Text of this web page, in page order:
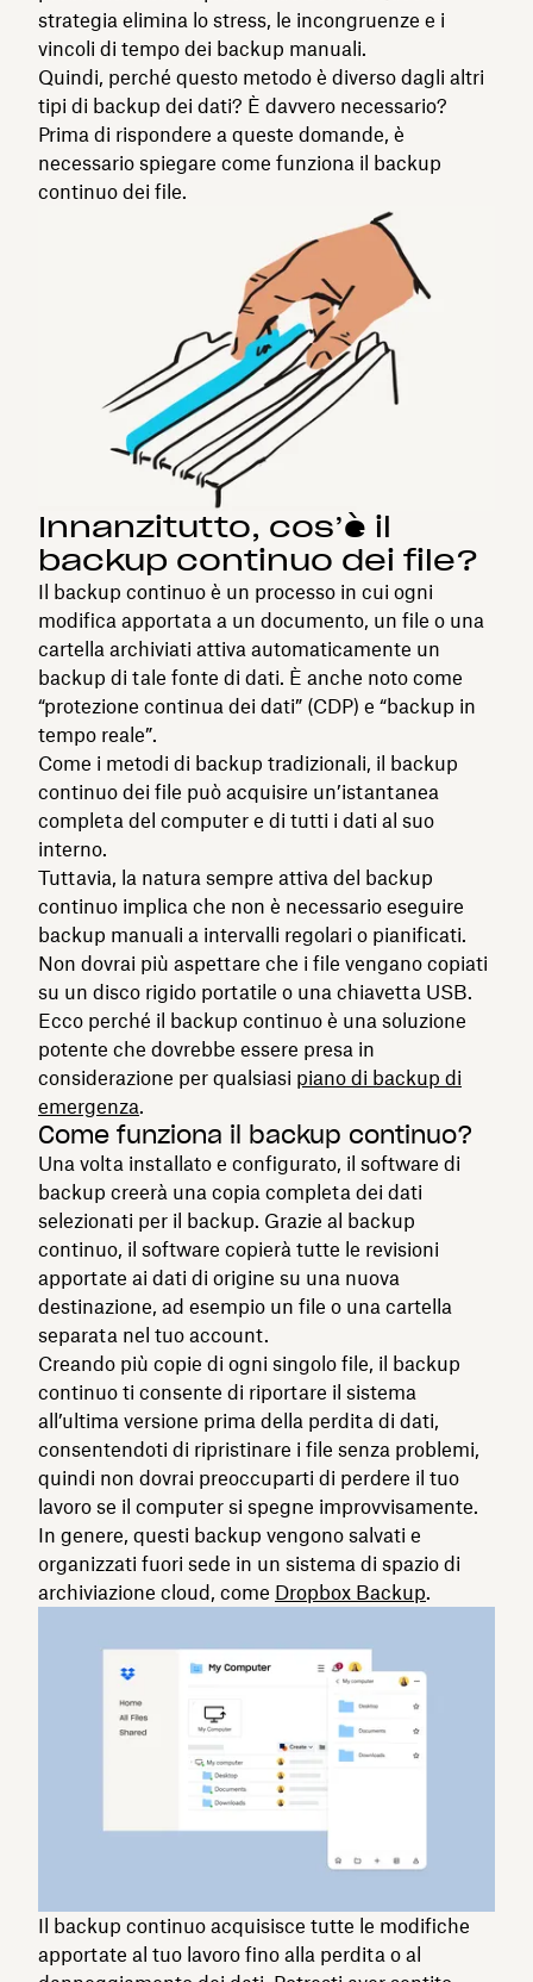
strategia elimina lo stress, le incongruenze e i
vincoli di tempo dei backup manuali.
Quindi, perché questo metodo è diverso dagli altri
tipi di backup dei dati? È davvero necessario?
Prima di rispondere a queste domande, è
necessario spiegare come funziona il backup
continuo dei file.
Innanzitutto, cos’è il
backup continuo dei file?
Il backup continuo è un processo in cui ogni
modifica apportata a un documento, un file o una
cartella archiviati attiva automaticamente un
backup di tale fonte di dati. È anche noto come
“protezione continua dei dati” (CDP) e “backup in
tempo reale”.
Come i metodi di backup tradizionali, il backup
continuo dei file può acquisire un’istantanea
completa del computer e di tutti i dati al suo
interno.
Tuttavia, la natura sempre attiva del backup
continuo implica che non è necessario eseguire
backup manuali a intervalli regolari o pianificati.
Non dovrai più aspettare che i file vengano copiati
su un disco rigido portatile o una chiavetta USB.
Ecco perché il backup continuo è una soluzione
potente che dovrebbe essere presa in
considerazione per qualsiasi piano di backup di
emergenza.
Come funziona il backup continuo?
Una volta installato e configurato, il software di
backup creerà una copia completa dei dati
selezionati per il backup. Grazie al backup
continuo, il software copierà tutte le revisioni
apportate ai dati di origine su una nuova
destinazione, ad esempio un file o una cartella
separata nel tuo account.
Creando più copie di ogni singolo file, il backup
continuo ti consente di riportare il sistema
all’ultima versione prima della perdita di dati,
consentendoti di ripristinare i file senza problemi,
quindi non dovrai preoccuparti di perdere il tuo
lavoro se il computer si spegne improvvisamente.
In genere, questi backup vengono salvati e
organizzati fuori sede in un sistema di spazio di
archiviazione cloud, come Dropbox Backup.
Il backup continuo acquisisce tutte le modifiche
apportate al tuo lavoro fino alla perdita o al